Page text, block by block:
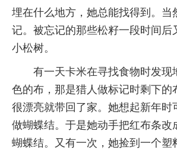
埋在什么地方，她总能找得到。当
记。被忘记的那些松籽一段时间后
小松树。
有一天卡米在寻找食物时发现
色的布，那是猎人做标记时剩下的
很漂亮就带回了家。她想起新年时
做蝴蝶结。于是她动手把红布条改
蝴蝶结。又有一次，她捡到一个塑